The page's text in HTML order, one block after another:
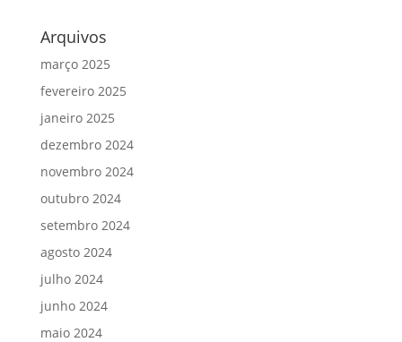
Arquivos
março 2025
fevereiro 2025
janeiro 2025
dezembro 2024
novembro 2024
outubro 2024
setembro 2024
agosto 2024
julho 2024
junho 2024
maio 2024